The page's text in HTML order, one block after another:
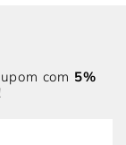
com 5%